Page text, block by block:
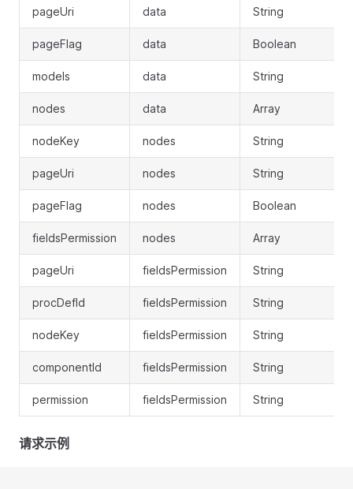
pageUri data String
pageFlag data Boolean
models data String
nodes data Array
nodeKey nodes String
pageUri nodes String
pageFlag nodes Boolean
fieldsPermission nodes Array
pageUri fieldsPermission String
procDefId fieldsPermission String
nodeKey fieldsPermission String
componentId fieldsPermission String
permission fieldsPermission String
请求示例